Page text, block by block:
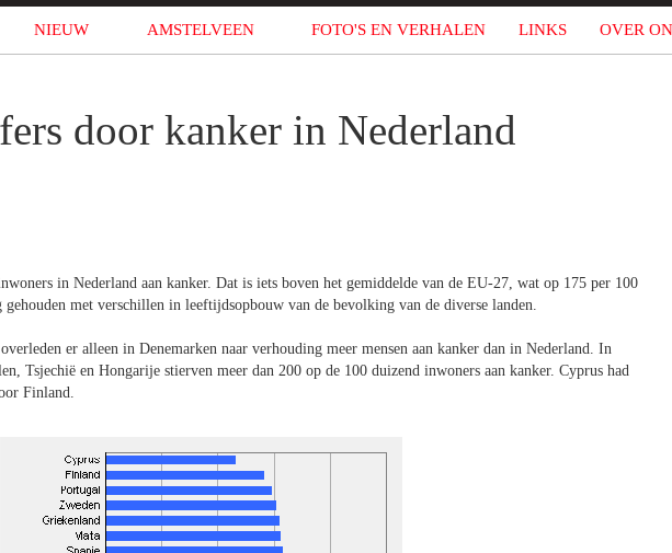
NIEUW AMSTELVEEN FOTO'S EN VERHALEN LINKS OVER
door kanker in Nederland
in Nederland aan kanker. Dat is iets boven het gemiddelde van de EU-27, wat op 175 per 100
met verschillen in leeftijdsopbouw van de bevolking van de diverse landen.
er alleen in Denemarken naar verhouding meer mensen aan kanker dan in Nederland. In
Tsjechië en Hongarije stierven meer dan 200 op de 100 duizend inwoners aan kanker. Cyprus had
Finland.